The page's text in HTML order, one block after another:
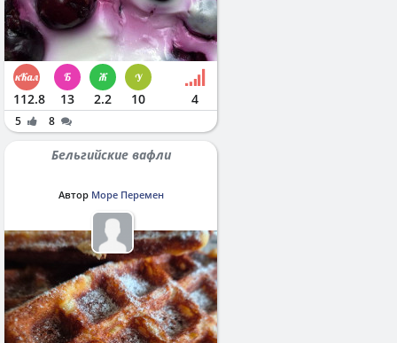
112.8 13 2.2 10 4
5 8
Бельгийские вафли
Автор Море Перемен